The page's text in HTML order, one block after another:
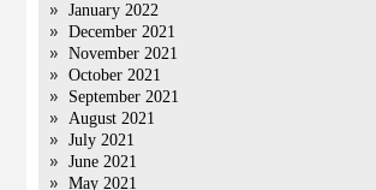
January 2022
December 2021
November 2021
October 2021
September 2021
August 2021
July 2021
June 2021
May 2021